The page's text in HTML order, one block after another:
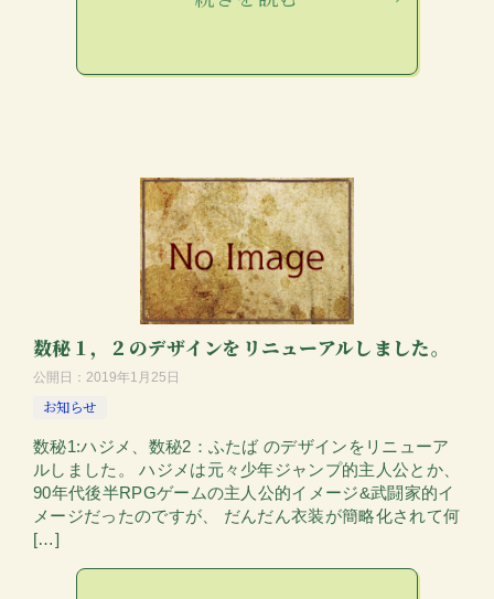
数秘１，２のデザインをリニューアルしました。
公開日： 2019年1月25日
お知らせ
数秘1:ハジメ、数秘2：ふたば のデザインをリニューア
ルしました。 ハジメは元々少年ジャンプ的主人公とか、
90年代後半RPGゲームの主人公的イメージ&武闘家的イ
メージだったのですが、 だんだん衣装が簡略化されて何
[…]